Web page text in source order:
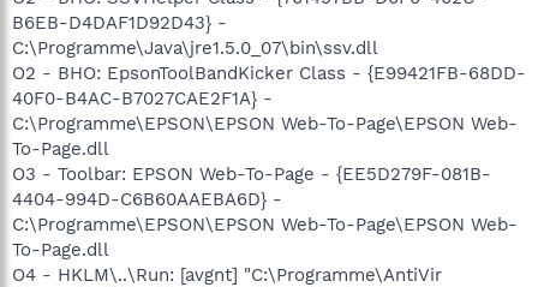
B6EB-D4DAF1D92D43} -
C:\Programme\Java\jre1.5.0_07\bin\ssv.dll
O2 - BHO: EpsonToolBandKicker Class - {E99421FB-68DD-
40F0-B4AC-B7027CAE2F1A} -
C:\Programme\EPSON\EPSON Web-To-Page\EPSON Web-
To-Page.dll
O3 - Toolbar: EPSON Web-To-Page - {EE5D279F-081B-
4404-994D-C6B60AAEBA6D} -
C:\Programme\EPSON\EPSON Web-To-Page\EPSON Web-
To-Page.dll
O4 - HKLM\..\Run: [avgnt] "C:\Programme\AntiVir